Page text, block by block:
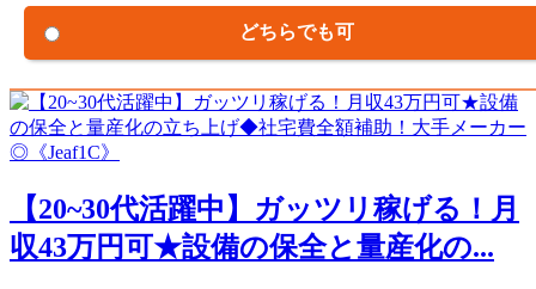
どちらでも可
【20~30代活躍中】ガッツリ稼げる！月
収43万円可★設備の保全と量産化の...